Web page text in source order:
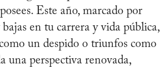
Este año, marcado por
en tu carrera y vida pública,
un despido o triunfos como
una perspectiva renovada,